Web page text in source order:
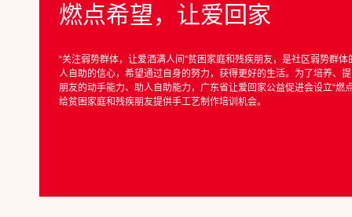
燃点希望，让爱回家
“关注弱势群体，让爱洒满人间”贫困家庭和残疾朋友，是社区弱势群
人自助的信心，希望通过自身的努力，获得更好的生活。为了培养、
朋友的动手能力、助人自助能力，广东省让爱回家公益促进会设立“燃
给贫困家庭和残疾朋友提供手工艺制作培训机会。